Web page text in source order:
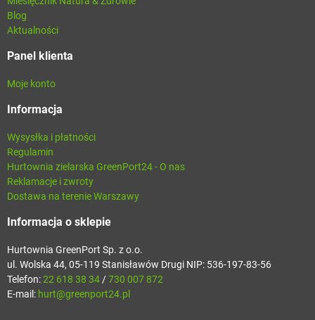
Blog
Aktualności
Panel klienta
Moje konto
Informacja
Wysysłka i płatności
Regulamin
Hurtownia zielarska GreenPort24 - O nas
Reklamacje i zwroty
Dostawa na terenie Warszawy
Informacja o sklepie
Hurtownia GreenPort Sp. z o.o.
ul. Wolska 44, 05-119 Stanisławów Drugi NIP: 536-197-83-56
Telefon:22 618 38 34 /730 007 872
E-mail: hurt@greenport24.pl